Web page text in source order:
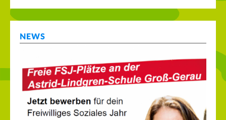
NEWS